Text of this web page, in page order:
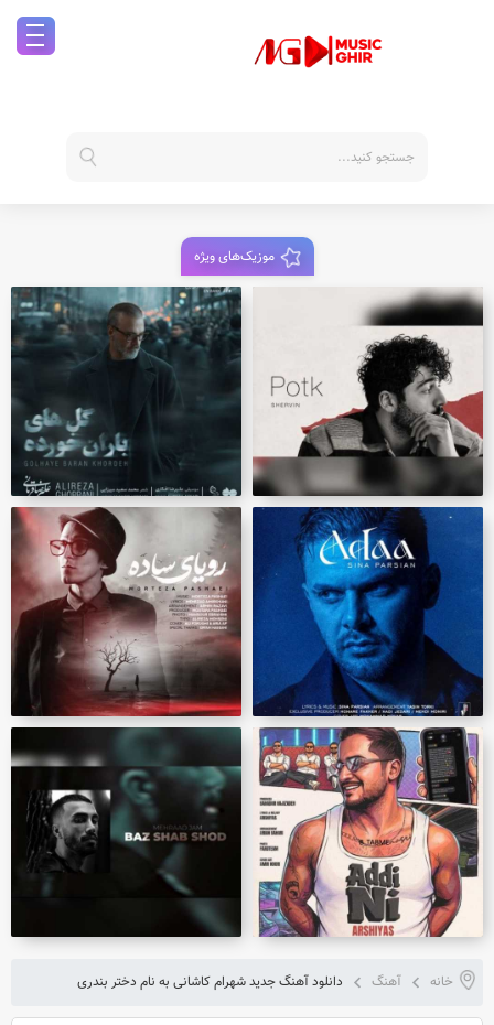
موزیک‌های ویژه
خانه آهنگ دانلود آهنگ جدید شهرام کاشانی به نام دختر بندری